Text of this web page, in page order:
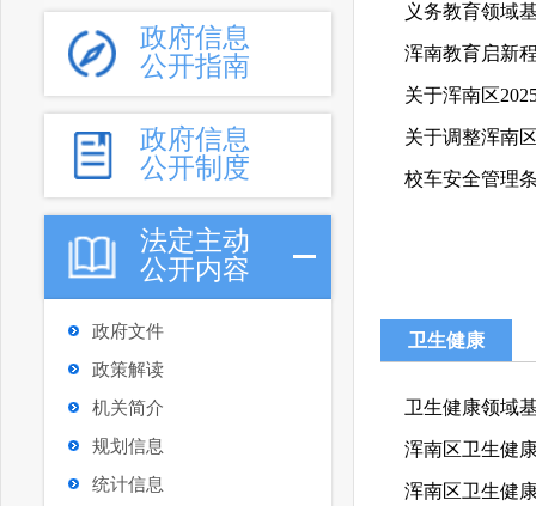
政府信息
公开指南
政府信息
公开制度
法定主动
公开内容
政府文件
政策解读
机关简介
规划信息
统计信息
义务教育领域
浑南教育启新
关于浑南区
关于调整浑南
校车安全管理
卫生健康
卫生健康领域
浑南区卫生健
浑南区卫生健